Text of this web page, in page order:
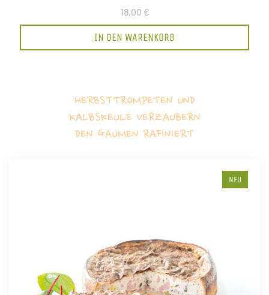
18,00 €
IN DEN WARENKORB
HERBSTTROMPETEN UND
KALBSKEULE VERZAUBERN
DEN GAUMEN RAFINIERT
NEU